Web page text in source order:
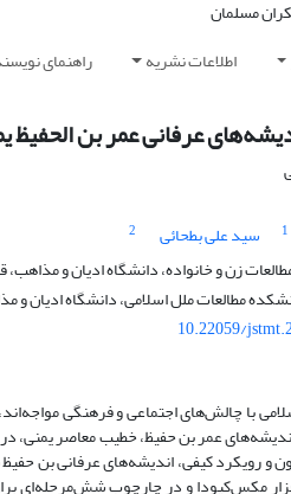
اطلاعات نشریه راهنمای
عرفانی عمر بن الحفیظ
1 سید علی بطحائی
2
زن و خانواده، دانشگاه ادیان و مذاهب،
مطالعات ملل اسلامی، دانشگاه ادیان و
10.22059/
با چالش‌های اجتماعی و فرهنگی
عمر بن حفیظ، خطیب معاصر یمنی، در